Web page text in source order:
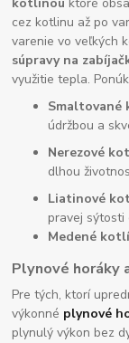
cez kotlinu až po
varenie vo veľkých
súpravy na
využitie tepla.
Smaltované
údržbou a
Nerezové
dlhou
Liatinové
pravej sýtosti
Medené
Plynové horáky
Pre tých, ktorí
výkonné plynové
plynulý výkon bez